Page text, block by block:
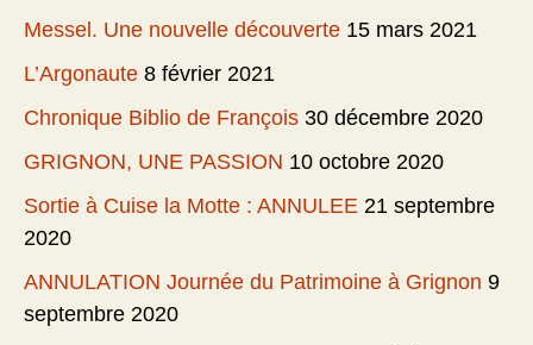
Messel. Une nouvelle découverte 15 mars 2021
L’Argonaute 8 février 2021
Chronique Biblio de François 30 décembre 2020
GRIGNON, UNE PASSION 10 octobre 2020
Sortie à Cuise la Motte : ANNULEE 21 septembre
2020
ANNULATION Journée du Patrimoine à Grignon 9
septembre 2020